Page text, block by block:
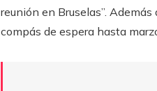
reunión en Bruselas”.
compás de espera hasta